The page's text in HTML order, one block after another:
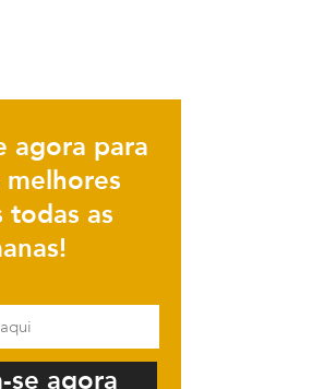
agora para
todas as
se agora